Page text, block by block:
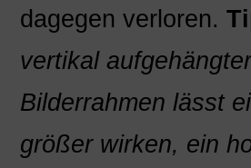
dagegen verloren.
vertikal aufgehängter
Bilderrahmen lässt
größer wirken, ein